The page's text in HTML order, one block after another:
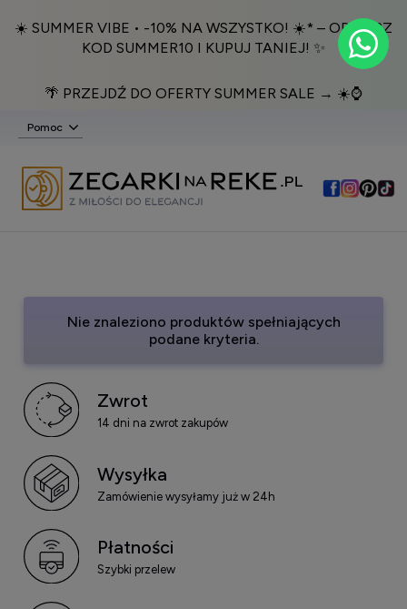
☀️ SUMMER VIBE • -10% NA WSZYSTKO! ☀️* – ODBIERZ
KOD SUMMER10 I KUPUJ TANIEJ! ✨
🌴 PRZEJDŹ DO OFERTY SUMMER SALE → ☀️⌚️
Pomoc
Nie znaleziono produktów spełniających
podane kryteria.
Zwrot
14 dni na zwrot zakupów
Wysyłka
Zamówienie wysyłamy już w 24h
Płatności
Szybki przelew